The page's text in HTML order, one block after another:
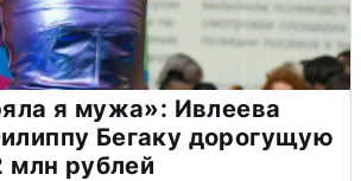
я мужа»: Ивлеева
Бегаку дорогущую
млн рублей